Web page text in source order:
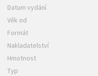
Datum vydání
Věk od
Formát
Nakladatelství
Hmotnost
Typ